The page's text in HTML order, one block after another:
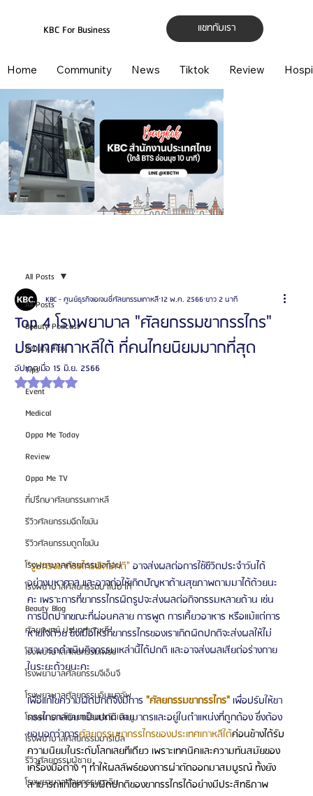
แชทกับเรา
KBC For Business
Home Community News Tiktok Review
All Posts
Beauty Podcast
Beauty Tips
Tips
Event
Medical
Oppa Me Today
Review
Oppa Me TV
ที่ปรึกษาศัลยกรรมเกาหลี
รีวิวศัลยกรรมฉีดไขมัน
รีวิวศัลยกรรมดูดไขมัน
โรงพยาบาลศัลยกรรมเอท็อป
โรงพยาบาลศัลยกรรมบาโนบากิ
Beauty Blog
ศัลยแพทย์ ประเทศเกาหลี
โรงพยาบาลศัลยกรรมเฟรช
โรงพยาบาลศัลยกรรมจีเอ็นจี
โรงพยาบาลศัลยกรรมอิมเมจอัพ
โรงพยาบาลศัลยกรรมเจดับเบิลยู
โรงพยาบาลศัลยกรรมมาร์เบิ้ล
รีวิวศัลยกรรมผู้ชาย
โรงพยาบาลศัลยกรรมมาอิน
All Posts
Top 4 โรงพยาบาล "ศัลยกรรมขากรรไกร"
ประเทศเกาหลีใต้ ที่คนไทยนิยมมากที่สุด
KBC - ศูนย์ธุรกิจเอเจนซี่ศัลยกรรมเกาหลี12 พ.ค. 2566ยาว 2 นาที
อัปเดตเมื่อ 15 มิ.ย. 2566
ได้รับ NaN เต็ม 5 ดาว
"รูปทรงขากรรไกรผิดปกติ" อาจส่งผลต่อการใช้ชีวิตประจำวันได้
อย่างมหาศาล และอาจก่อให้เกิดปัญหาด้านสุขภาพตามมาได้ด้วยนะ
คะ เพราะการที่ขากรรไกรผิดรูปจะส่งผลต่อกิจกรรมหลายด้าน เช่น
การปิดปากขณะที่ผ่อนคลาย การพูด การเคี้ยวอาหาร หรือแม้แต่การ
หายใจด้วย ซึ่งเมื่อไหร่ที่ขากรรไกรของเราเกิดผิดปกติจะส่งผลให้ไม่
สามารถดำเนินกิจกรรมเหล่านี้ได้ปกติ และอาจส่งผลเสียต่อร่างกาย
ในระยะด้วยนะคะ
เพื่อแก้ไขความผิดปกติจึงมีการ "ศัลยกรรมขากรรไกร" เพื่อปรับให้ขา
กรรไกรกลับมาเป็นปกติ สมมาตรและอยู่ในตำแหน่งที่ถูกต้อง ซึ่งต้อง
ขอบอกว่าการศัลยกรรมขากรรไกรของประเทศเกาหลีใต้ค่อนข้างได้รับ
ความนิยมในระดับโลกเลยทีเดียว เพราะเทคนิคและความทันสมัยของ
เครื่องมือต่าง ๆ ทำให้ผลลัพธ์ของการผ่าตัดออกมาสมบูรณ์ ทั้งยัง
สามารถแก้ไขความผิดปกติของขากรรไกรได้อย่างมีประสิทธิภาพ